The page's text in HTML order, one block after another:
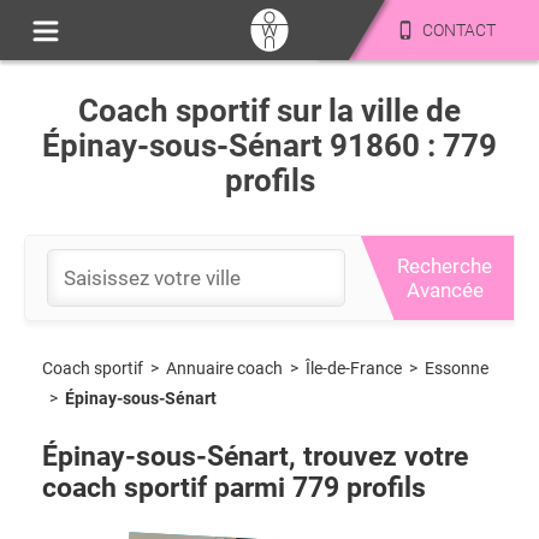
CONTACT
Coach sportif sur la ville de
Épinay-sous-Sénart 91860 : 779
profils
Recherche
Avancée
Coach sportif > Annuaire coach > Île-de-France > Essonne
> Épinay-sous-Sénart
Épinay-sous-Sénart, trouvez votre
coach sportif parmi 779 profils